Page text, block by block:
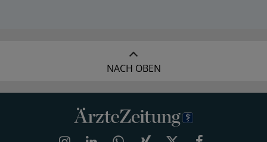
NACH OBEN